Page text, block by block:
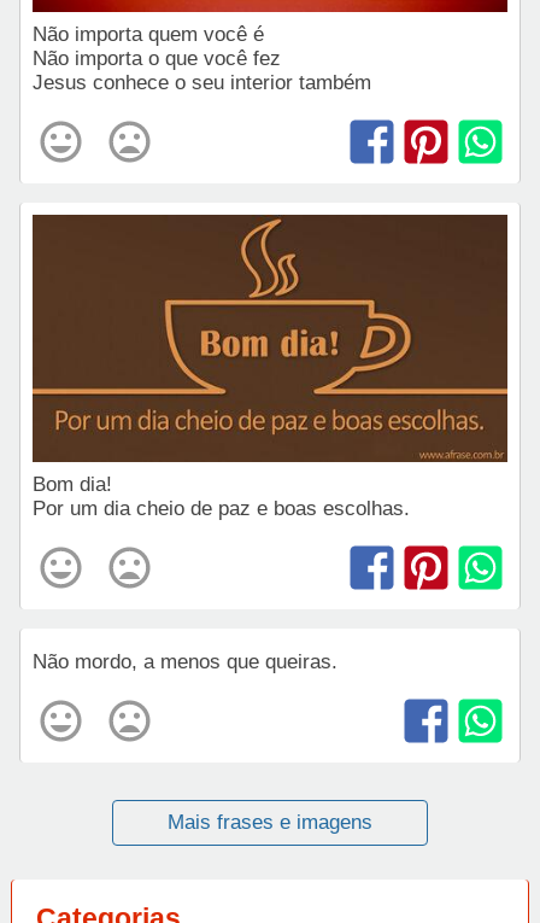
Não importa quem você é
Não importa o que você fez
Jesus conhece o seu interior também
Bom dia!
Por um dia cheio de paz e boas escolhas.
Não mordo, a menos que queiras.
Mais frases e imagens